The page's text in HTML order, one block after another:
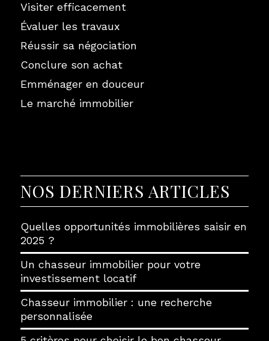
Visiter efficacement
Évaluer les travaux
Réussir sa négociation
Conclure son achat
Emménager en douceur
Le marché immobilier
NOS DERNIERS ARTICLES
Quelles opportunités immobilières saisir en
2025 ?
Un chasseur immobilier pour votre
investissement locatif
Chasseur immobilier : une recherche
personnalisée